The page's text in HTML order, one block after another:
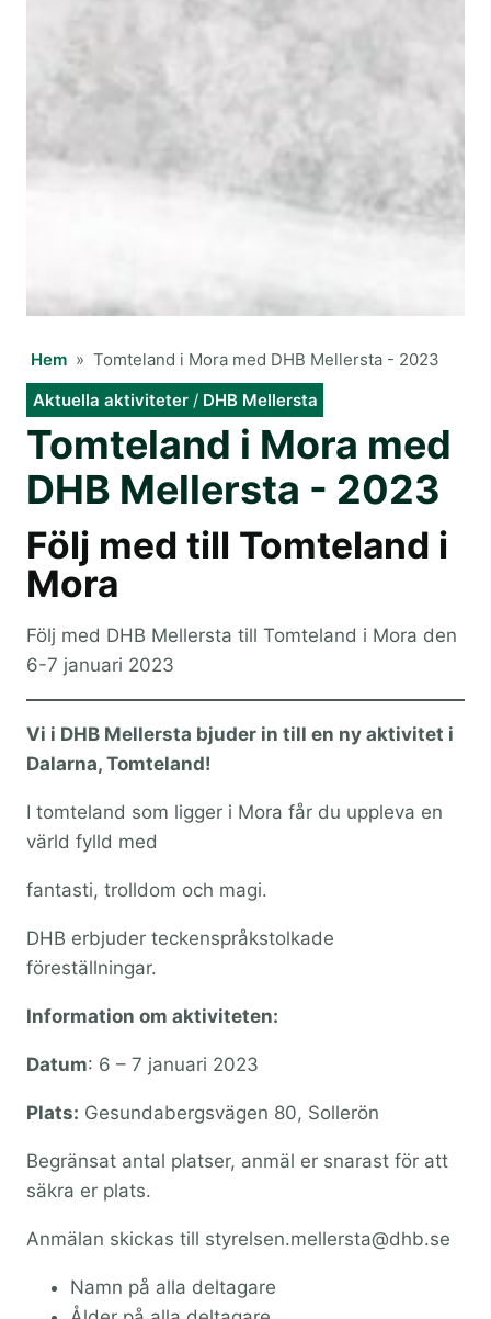
Hem » Tomteland i Mora med DHB Mellersta - 2023
Aktuella aktiviteter/ DHB Mellersta
Tomteland i Mora med
DHB Mellersta - 2023
Följ med till Tomteland i
Mora
Följ med DHB Mellersta till Tomteland i Mora den
6-7 januari 2023
Vi i DHB Mellersta bjuder in till en ny aktivitet i
Dalarna, Tomteland!
I tomteland som ligger i Mora får du uppleva en
värld fylld med
fantasti, trolldom och magi.
DHB erbjuder teckenspråkstolkade
föreställningar.
Information om aktiviteten:
Datum: 6 – 7 januari 2023
Plats: Gesundabergsvägen 80, Sollerön
Begränsat antal platser, anmäl er snarast för att
säkra er plats.
Anmälan skickas till styrelsen.mellersta@dhb.se
Namn på alla deltagare